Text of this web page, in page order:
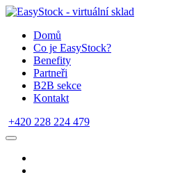
Domů
Co je EasyStock?
Benefity
Partneři
B2B sekce
Kontakt
+420 228 224 479